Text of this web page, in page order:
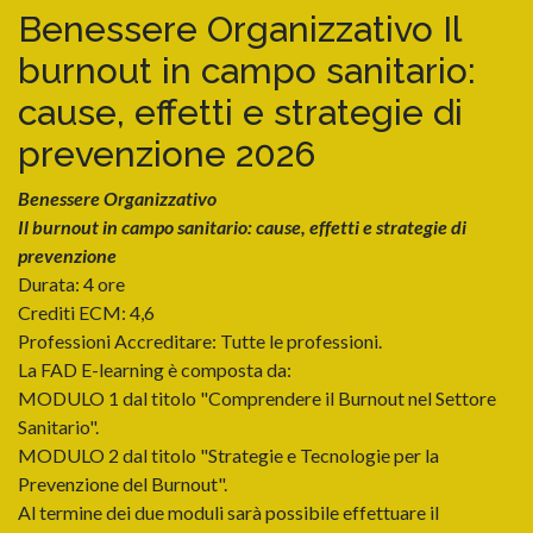
Benessere Organizzativo Il
burnout in campo sanitario:
cause, effetti e strategie di
prevenzione 2026
Benessere Organizzativo
Il burnout in campo sanitario: cause, effetti e strategie di
prevenzione
Durata: 4 ore
Crediti ECM: 4,6
Professioni Accreditare: Tutte le professioni.
La FAD E-learning è composta da:
MODULO 1 dal titolo "Comprendere il Burnout nel Settore
Sanitario".
MODULO 2 dal titolo "Strategie e Tecnologie per la
Prevenzione del Burnout".
Al termine dei due moduli sarà possibile effettuare il